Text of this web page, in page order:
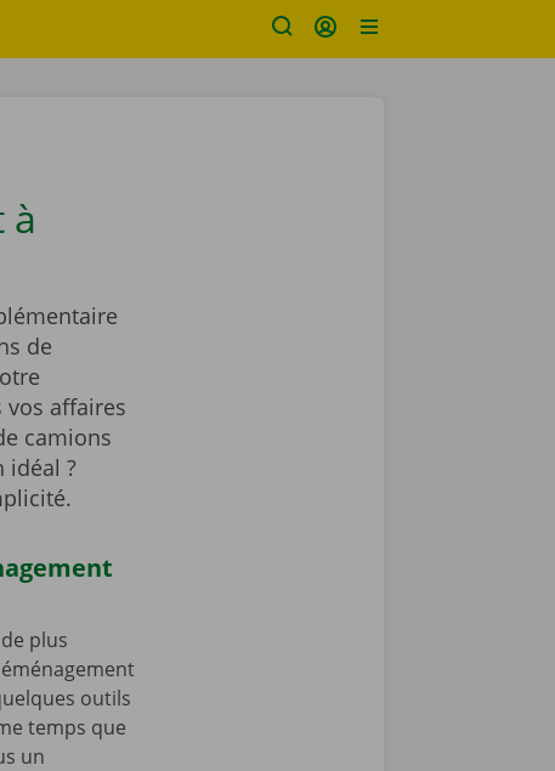
à
de
affaires
camions
idéal ?
plus
outils
temps que
un